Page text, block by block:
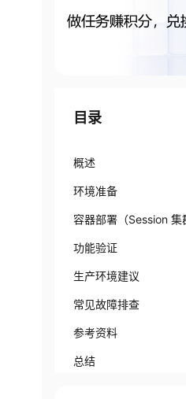
目录
概述
环境准备
容器部署（Session 集
功能验证
生产环境建议
常见故障排查
参考资料
总结